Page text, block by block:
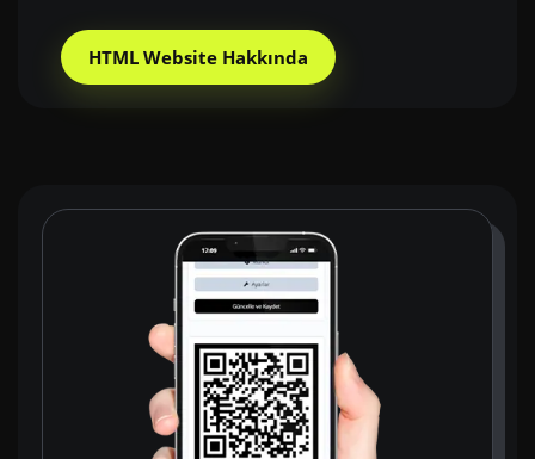
HTML Website Hakkında